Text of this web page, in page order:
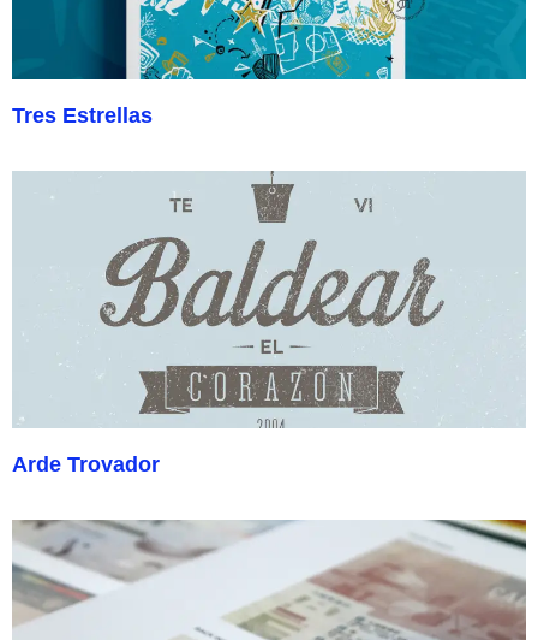
Tres Estrellas
Arde Trovador